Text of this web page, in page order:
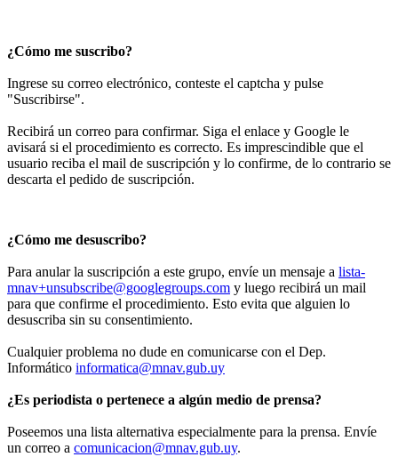
¿Cómo me suscribo?
Ingrese su correo electrónico, conteste el captcha y pulse
"Suscribirse".
Recibirá un correo para confirmar. Siga el enlace y Google le
avisará si el procedimiento es correcto. Es imprescindible que el
usuario reciba el mail de suscripción y lo confirme, de lo contrario se
descarta el pedido de suscripción.
¿Cómo me desuscribo?
Para anular la suscripción a este grupo, envíe un mensaje a lista-
mnav+unsubscribe@googlegroups.com y luego recibirá un mail
para que confirme el procedimiento. Esto evita que alguien lo
desuscriba sin su consentimiento.
Cualquier problema no dude en comunicarse con el Dep.
Informático informatica@mnav.gub.uy
¿Es periodista o pertenece a algún medio de prensa?
Poseemos una lista alternativa especialmente para la prensa. Envíe
un correo a comunicacion@mnav.gub.uy.